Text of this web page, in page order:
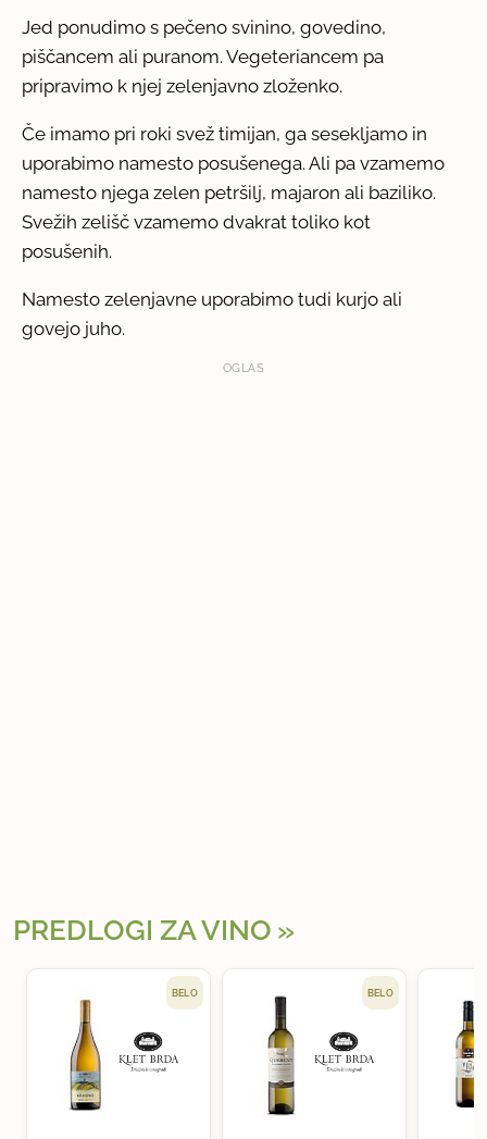
Jed ponudimo s pečeno svinino, govedino,
piščancem ali puranom. Vegeteriancem pa
pripravimo k njej zelenjavno zloženko.
Če imamo pri roki svež timijan, ga sesekljamo in
uporabimo namesto posušenega. Ali pa vzamemo
namesto njega zelen petršilj, majaron ali baziliko.
Svežih zelišč vzamemo dvakrat toliko kot
posušenih.
Namesto zelenjavne uporabimo tudi kurjo ali
govejo juho.
OGLAS
PREDLOGI ZA VINO
BELO BELO